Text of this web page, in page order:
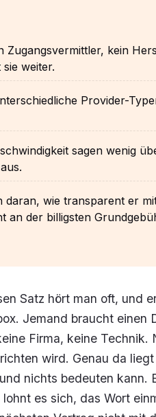
Zugangsvermittler, kein
weiter.
Provider-
sagen wenig
daran, wie transparent er
an der billigsten
Satz hört man oft, und
Jemand braucht einen
Firma, keine Technik.
wird. Genau da
nichts bedeuten kann.
es sich, das Wort